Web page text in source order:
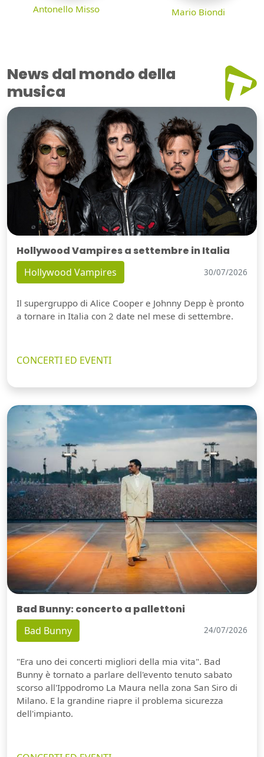
Antonello Misso Mario Biondi
News dal mondo della
musica
Hollywood Vampires a settembre in Italia
Hollywood Vampires 30/07/2026
Il supergruppo di Alice Cooper e Johnny Depp è pronto
a tornare in Italia con 2 date nel mese di settembre.
CONCERTI ED EVENTI
Bad Bunny: concerto a pallettoni
Bad Bunny 24/07/2026
"Era uno dei concerti migliori della mia vita". Bad
Bunny è tornato a parlare dell'evento tenuto sabato
scorso all'Ippodromo La Maura nella zona San Siro di
Milano. E la grandine riapre il problema sicurezza
dell'impianto.